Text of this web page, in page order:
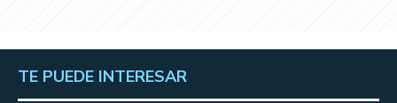
TE PUEDE INTERESAR